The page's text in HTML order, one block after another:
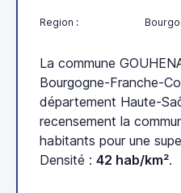
Region :
La commune
Bourgogne-Franche-
département Haute-
recensement la
habitants pour une
Densité : 42 hab/km².